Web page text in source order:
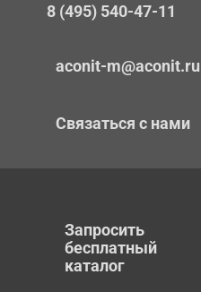
8 (495) 540-47-11
aconit-m@aconit.ru
Связаться с нами
Запросить
бесплатный
каталог